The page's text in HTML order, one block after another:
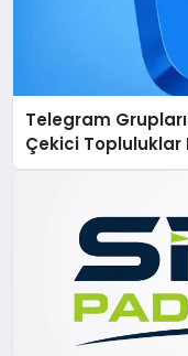
Telegram
Çekici Topluluklar